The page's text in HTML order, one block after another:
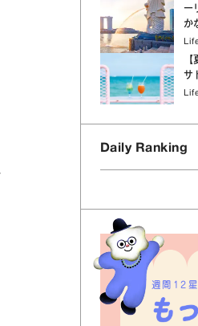
ー
か
サ
Daily Ranking
週間12